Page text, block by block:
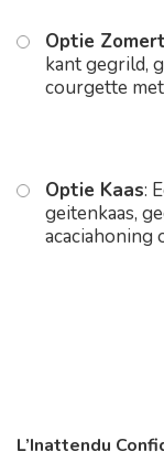
Optie
kant gegrild,
courgette
Optie Kaas:
geitenkaas,
acaciahoning
L’Inattendu